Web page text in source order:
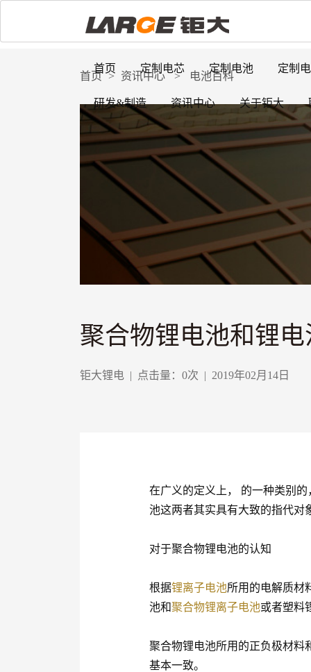
首页 定制电芯 定制电池 定制
研发&制造 资讯中心 关于钜大
首页 > 资讯中心 > 电池百科
聚合物锂电池和锂电
钜大锂电 | 点击量： 0次 | 2019年02月14日
在广义的定义上， 的一种类别
池这两者其实具有大致的指代对
对于聚合物锂电池的认知
根据锂离子电池所用的电解质材
池和聚合物锂离子电池或者塑料
聚合物锂电池所用的正负极材料
基本一致。